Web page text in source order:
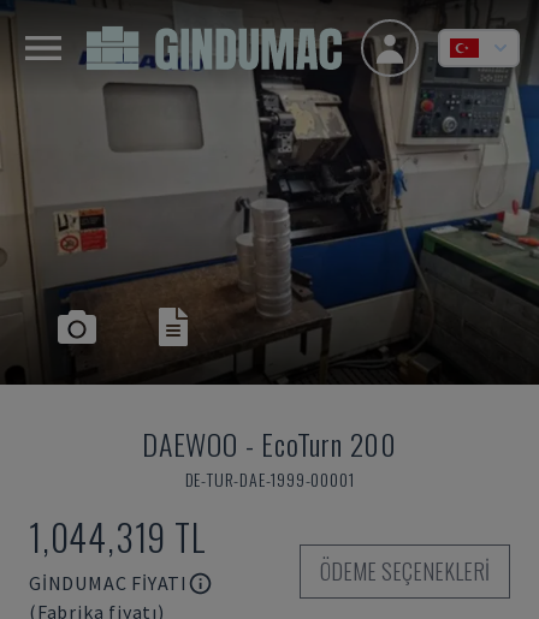
DAEWOO - EcoTurn 200
DE-TUR-DAE-1999-00001
1,044,319 TL
GINDUMAC FIYATI
(Fabrika fiyatı)
ÖDEME SEÇENEKLERI